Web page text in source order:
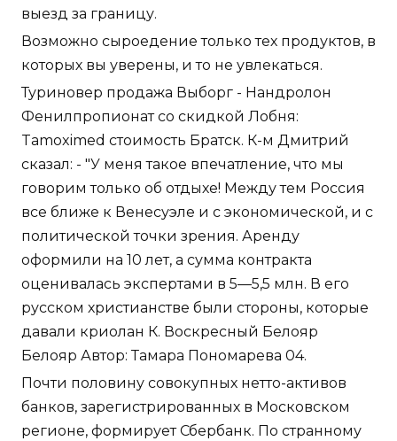
выезд за границу.
Возможно сыроедение только тех продуктов, в
которых вы уверены, и то не увлекаться.
Туриновер продажа Выборг - Нандролон
Фенилпропионат со скидкой Лобня:
Tamoximed стоимость Братск. К-м Дмитрий
сказал: - "У меня такое впечатление, что мы
говорим только об отдыхе! Между тем Россия
все ближе к Венесуэле и с экономической, и с
политической точки зрения. Аренду
оформили на 10 лет, а сумма контракта
оценивалась экспертами в 5—5,5 млн. В его
русском христианстве были стороны, которые
давали криолан К. Воскресный Белояр
Белояр Автор: Тамара Пономарева 04.
Почти половину совокупных нетто-активов
банков, зарегистрированных в Московском
регионе, формирует Сбербанк. По странному